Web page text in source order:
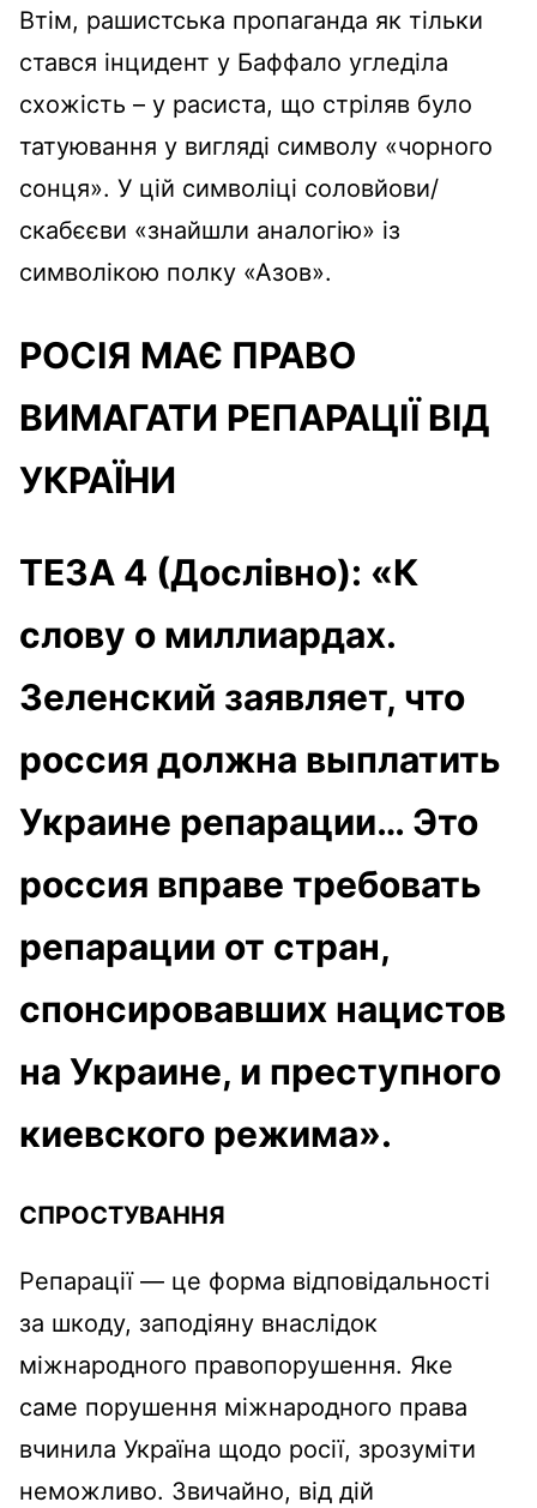
Втім, рашистська пропаганда як тільки
стався інцидент у Баффало угледіла
схожість – у расиста, що стріляв було
татуювання у вигляді символу «чорного
сонця». У цій символіці соловйови/
скабєєви «знайшли аналогію» із
символікою полку «Азов».
РОСІЯ МАЄ ПРАВО
ВИМАГАТИ РЕПАРАЦІЇ ВІД
УКРАЇНИ
ТЕЗА 4 (Дослівно): «К
слову о миллиардах.
Зеленский заявляет, что
россия должна выплатить
Украине репарации… Это
россия вправе требовать
репарации от стран,
спонсировавших нацистов
на Украине, и преступного
киевского режима».
СПРОСТУВАННЯ
Репарації — це форма відповідальності
за шкоду, заподіяну внаслідок
міжнародного правопорушення. Яке
саме порушення міжнародного права
вчинила Україна щодо росії, зрозуміти
неможливо. Звичайно, від дій